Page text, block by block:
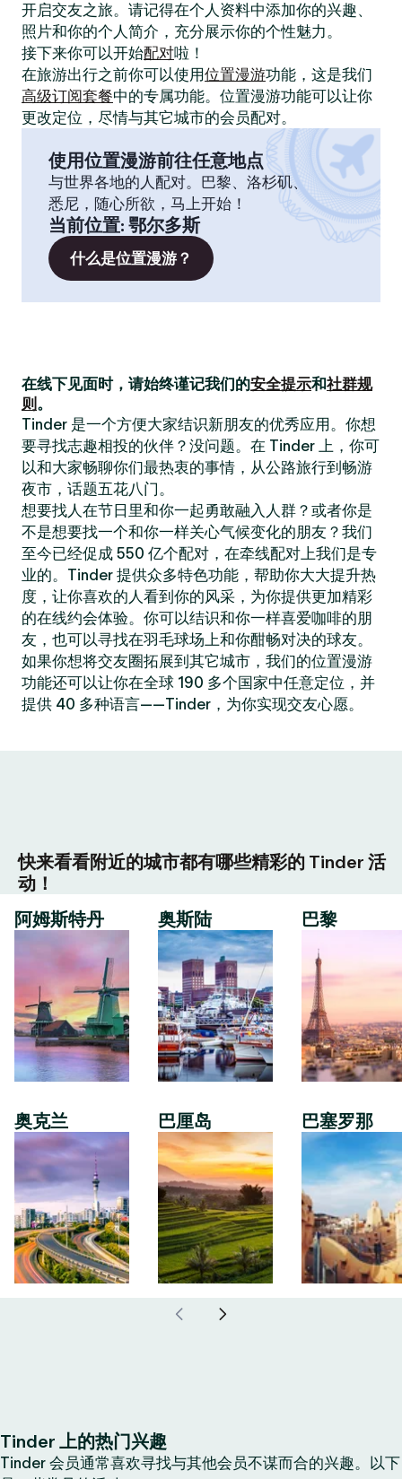
开启交友之旅。请记得在个人资料中添加你的兴趣、
照片和你的个人简介，充分展示你的个性魅力。
接下来你可以开始配对啦！
在旅游出行之前你可以使用位置漫游功能，这是我们
高级订阅套餐中的专属功能。位置漫游功能可以让你
更改定位，尽情与其它城市的会员配对。
使用位置漫游前往任意地点
与世界各地的人配对。巴黎、洛杉矶、
悉尼，随心所欲，马上开始！
当前位置: 鄂尔多斯
什么是位置漫游？
在线下见面时，请始终谨记我们的安全提示和社群规
则 。
Tinder 是一个方便大家结识新朋友的优秀应用。你想
要寻找志趣相投的伙伴？没问题。在 Tinder 上，你可
以和大家畅聊你们最热衷的事情，从公路旅行到畅游
夜市，话题五花八门。
想要找人在节日里和你一起勇敢融入人群？或者你是
不是想要找一个和你一样关心气候变化的朋友？我们
至今已经促成 550 亿个配对，在牵线配对上我们是专
业的。Tinder 提供众多特色功能，帮助你大大提升热
度，让你喜欢的人看到你的风采，为你提供更加精彩
的在线约会体验。你可以结识和你一样喜爱咖啡的朋
友，也可以寻找在羽毛球场上和你酣畅对决的球友。
如果你想将交友圈拓展到其它城市，我们的位置漫游
功能还可以让你在全球 190 多个国家中任意定位，并
提供 40 多种语言——Tinder，为你实现交友心愿。
快来看看附近的城市都有哪些精彩的 Tinder 活
动！
阿姆斯特丹
奥克兰
奥斯陆
巴厘岛
巴黎
巴塞罗那
Tinder 上的热门兴趣
Tinder 会员通常喜欢寻找与其他会员不谋而合的兴趣。以下